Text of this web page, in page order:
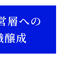
層への
醸成